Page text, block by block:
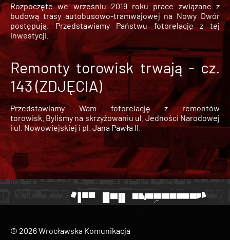
Rozpoczęte we wrześniu 2019 roku prace związane z
budową trasy autobusowo-tramwajowej na Nowy Dwór
postępują. Przedstawiamy Państwu fotorelację z tej
inwestycji.
Remonty torowisk trwają - cz.
143 (ZDJĘCIA)
Przedstawiamy Wam fotorelację z remontów
torowisk. Byliśmy na skrzyżowaniu ul. Jedności Narodowej
i ul. Nowowiejskiej i pl. Jana Pawła II.
© 2026 Wrocławska Komunikacja